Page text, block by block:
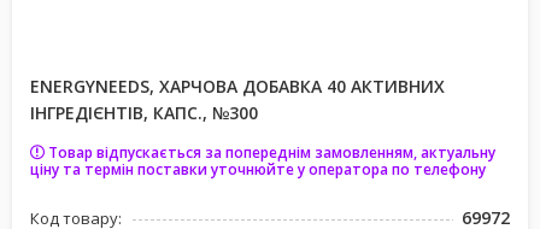
ENERGYNEEDS, ХАРЧОВА ДОБАВКА 40 АКТИВНИХ
ІНГРЕДІЄНТІВ, КАПС., №300
Товар відпускається за попереднім замовленням, актуальну
ціну та термін поставки уточнюйте у оператора по телефону
Код товару: 69972